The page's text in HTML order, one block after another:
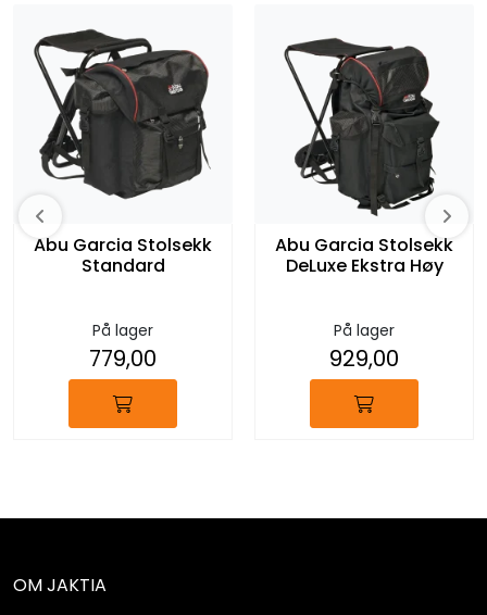
Abu Garcia Stolsekk
Standard
På lager
779,00
Abu Garcia Stolsekk
DeLuxe Ekstra Høy
På lager
929,00
OM JAKTIA